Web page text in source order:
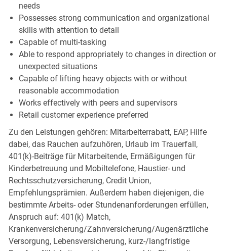
needs
Possesses strong communication and organizational
skills with attention to detail
Capable of multi-tasking
Able to respond appropriately to changes in direction or
unexpected situations
Capable of lifting heavy objects with or without
reasonable accommodation
Works effectively with peers and supervisors
Retail customer experience preferred
Zu den Leistungen gehören: Mitarbeiterrabatt, EAP, Hilfe
dabei, das Rauchen aufzuhören, Urlaub im Trauerfall,
401(k)-Beiträge für Mitarbeitende, Ermäßigungen für
Kinderbetreuung und Mobiltelefone, Haustier- und
Rechtsschutzversicherung, Credit Union,
Empfehlungsprämien. Außerdem haben diejenigen, die
bestimmte Arbeits- oder Stundenanforderungen erfüllen,
Anspruch auf: 401(k) Match,
Krankenversicherung/Zahnversicherung/Augenärztliche
Versorgung, Lebensversicherung, kurz-/langfristige